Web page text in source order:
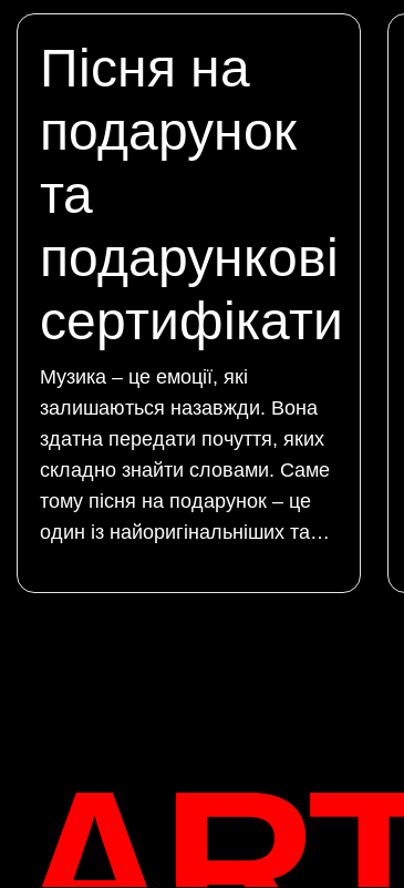
Пісня на
подарунок
та
подарункові
сертифікати
Музика – це емоції, які
залишаються назавжди. Вона
здатна передати почуття, яких
складно знайти словами. Саме
тому пісня на подарунок – це
один із найоригінальніших та…